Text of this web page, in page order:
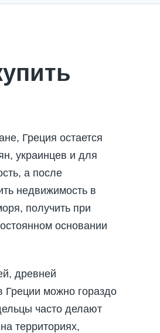
Греция остается
украинцев и для
а после
недвижимость в
получить при
основании
древней
Греции можно гораздо
часто делают
территориях,